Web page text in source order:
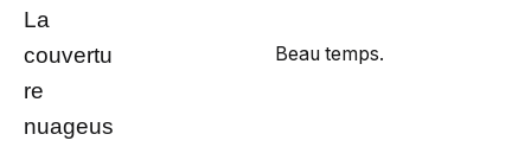
Beau temps.
La
couvertu
re
nuageus